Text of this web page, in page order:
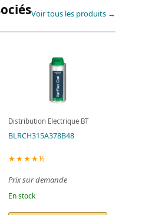
Voir tous les produits →
Distribution Electrique BT
BLRCH315A378B48
★★★★½
Prix sur demande
En stock